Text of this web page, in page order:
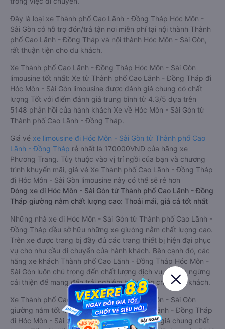
Đây là loại xe Thành phố Cao Lãnh - Đồng Tháp Hóc Môn -
Sài Gòn có hỗ trợ đón/trả tận nơi miễn phí tại nội thành Thành
phố Cao Lãnh - Đồng Tháp và nội thành Hóc Môn - Sài Gòn,
rất thuận tiện cho du khách.
Xe Thành phố Cao Lãnh - Đồng Tháp Hóc Môn - Sài Gòn
limousine tốt nhất: Xe từ Thành phố Cao Lãnh - Đồng Tháp đi
Hóc Môn - Sài Gòn limousine được đánh giá chung có chất
lượng Tốt với điểm đánh giá trung bình từ 4.3/5 dựa trên
5148 phản hồi của hành khách Xe về Hóc Môn - Sài Gòn từ
Thành phố Cao Lãnh - Đồng Tháp.
Giá vé xe limousine đi Hóc Môn - Sài Gòn từ Thành phố Cao
Lãnh - Đồng Tháp rẻ nhất là 170000VND của hãng xe
Phương Trang. Tùy thuộc vào vị trí ngồi của bạn và chương
trình khuyến mãi, giá vé Xe Thành phố Cao Lãnh - Đồng Tháp
đi Hóc Môn - Sài Gòn limousine này có thể sẽ rẻ hơn
Dòng xe đi Hóc Môn - Sài Gòn từ Thành phố Cao Lãnh - Đồng
Tháp giường nằm chất lượng cao: Thoải mái, giá cả tốt nhất
Những nhà xe đi Hóc Môn - Sài Gòn từ Thành phố Cao Lãnh -
Đồng Tháp đều sở hữu những xe giường nằm chất lượng cao.
Trên xe được trang bị đầy đủ các trang thiết bị hiện đại phục
vụ cho nhu cầu di chuyển của hành khách. Bên cạnh đó, các
hãng xe khách Thành phố Cao Lãnh - Đồng Tháp Hóc Môn -
Sài Gòn luôn chú trọng đến chất lượng dịch vụ, không ngừng
cải thiện để mang đến trải nghiệm hoàn hảo cho hành khách.
Xe Thành phố Cao Lãnh - Đồng Tháp Hóc Môn - Sài Gòn
giường nằm tốt nhất: Xe từ Thành phố Cao Lãnh - Đồng Tháp
đi Hóc Môn - Sài Gòn giường nằm được đánh giá chung chất